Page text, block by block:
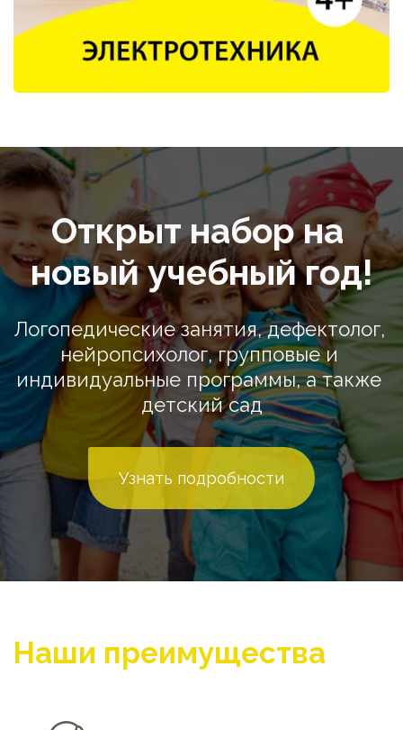
Открыт набор на
новый учебный год!
Логопедические занятия, дефектолог,
нейропсихолог, групповые и
индивидуальные программы, а также
детский сад
Узнать подробности
Наши преимущества